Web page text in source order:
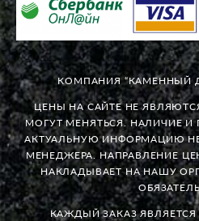
КОМПАНИЯ “КАМЕННЫЙ
ЦЕНЫ НА САЙТЕ НЕ
МОГУТ МЕНЯТЬСЯ. НАЛИЧИЕ
АКТУАЛЬНУЮ ИНФОРМАЦИЮ
МЕНЕДЖЕРА. НАПРАВЛЕНИЕ
НАКЛАДЫВАЕТ НА НАШУ
КАЖДЫЙ ЗАКАЗ